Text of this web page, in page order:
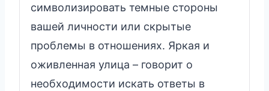
символизировать темные стороны
вашей личности или скрытые
проблемы в отношениях. Яркая и
оживленная улица – говорит о
необходимости искать ответы в